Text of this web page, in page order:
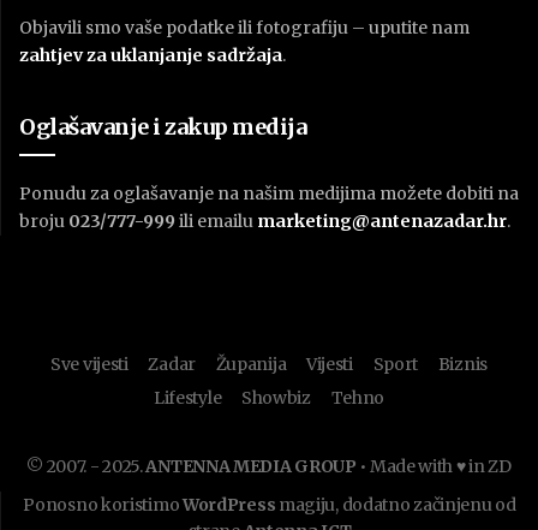
Objavili smo vaše podatke ili fotografiju – uputite nam
zahtjev za uklanjanje sadržaja.
Oglašavanje i zakup medija
Ponudu za oglašavanje na našim medijima možete dobiti na
broju 023/777-999 ili emailu marketing@antenazadar.hr.
Sve vijesti Zadar Županija Vijesti Sport
Biznis
Lifestyle
Showbiz Tehno
© 2007. - 2025.ANTENNA MEDIA GROUP • Made with ♥ in ZD
Ponosno koristimoWordPress magiju, dodatno začinjenu od